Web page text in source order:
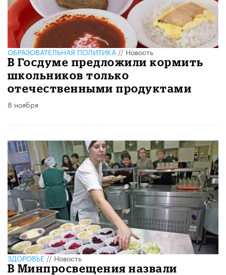
ОБРАЗОВАТЕЛЬНАЯ ПОЛИТИКА//Новость
В Госдуме предложили кормить
школьников только
отечественными продуктами
8 ноября
ЗДОРОВЬЕ//Новость
В Минпросвещения назвали